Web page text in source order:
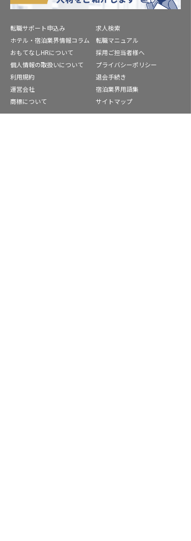
転職サポート申込み
求人検索
ホテル・宿泊業界情報コラム
転職マニュアル
おもてなしHRについて
採用ご担当者様へ
個人情報の取扱いについて
プライバシーポリシー
利用規約
退会手続き
運営会社
宿泊業界用語集
商標について
サイトマップ